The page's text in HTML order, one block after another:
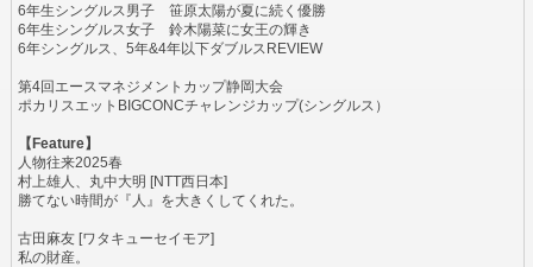
6年生シングルス男子 笹原太陽が夏に続く優勝
6年生シングルス女子 鈴木陽菜に女王の輝き
6年シングルス、5年&4年以下ダブルスREVIEW
第4回エースマネジメントカップ静岡大会
ポカリスエットBIGCONCチャレンジカップ(シングルス）
【Feature】
人物往来2025春
村上雄人、丸中大明 [NTT西日本]
勝てない時間が『人』を大きくしてくれた。
古田麻友 [ワタキューセイモア]
私の財産。